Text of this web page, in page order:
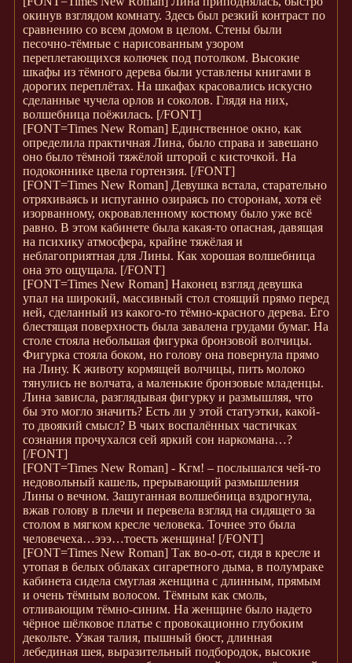
окинув взглядом комнату. Здесь был резкий контраст по
сравнению со всем домом в целом. Стены были
песочно-тёмные с нарисованным узором
переплетающихся колючек под потолком. Высокие
шкафы из тёмного дерева были уставлены книгами в
дорогих переплётах. На шкафах красовались искусно
сделанные чучела орлов и соколов. Глядя на них,
волшебница поёжилась. [/FONT]
[FONT=Times New Roman] Единственное окно, как
определила практичная Лина, было справа и завешано
оно было тёмной тяжёлой шторой с кисточкой. На
подоконнике цвела гортензия. [/FONT]
[FONT=Times New Roman] Девушка встала, старательно
отряхиваясь и испуганно озираясь по сторонам, хотя её
изорванному, окровавленному костюму было уже всё
равно. В этом кабинете была какая-то опасная, давящая
на психику атмосфера, крайне тяжёлая и
неблагоприятная для Лины. Как хорошая волшебница
она это ощущала. [/FONT]
[FONT=Times New Roman] Наконец взгляд девушка
упал на широкий, массивный стол стоящий прямо перед
ней, сделанный из какого-то тёмно-красного дерева. Его
блестящая поверхность была завалена грудами бумаг. На
столе стояла небольшая фигурка бронзовой волчицы.
Фигурка стояла боком, но голову она повернула прямо
на Лину. К животу кормящей волчицы, пить молоко
тянулись не волчата, а маленькие бронзовые младенцы.
Лина зависла, разглядывая фигурку и размышляя, что
бы это могло значить? Есть ли у этой статуэтки, какой-
то двоякий смысл? В чьих воспалённых частичках
сознания прочухался сей яркий сон наркомана…?
[/FONT]
[FONT=Times New Roman] - Кгм! – послышался чей-то
недовольный кашель, прерывающий размышления
Лины о вечном. Зашуганная волшебница вздрогнула,
вжав голову в плечи и перевела взгляд на сидящего за
столом в мягком кресле человека. Точнее это была
человечеха…эээ…тоесть женщина! [/FONT]
[FONT=Times New Roman] Так во-о-от, сидя в кресле и
утопая в белых облаках сигаретного дыма, в полумраке
кабинета сидела смуглая женщина с длинным, прямым
и очень тёмным волосом. Тёмным как смоль,
отливающим тёмно-синим. На женщине было надето
чёрное шёлковое платье с провокационно глубоким
декольте. Узкая талия, пышный бюст, длинная
лебединая шея, выразительный подбородок, высокие